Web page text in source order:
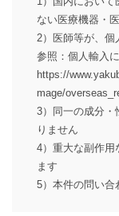
ない医療機器・
2）医師等が、個
参照：個人輸入
https://
mage/
3）同一の成分・
りません
4）重大な副作用
ます
5）本件の問い合